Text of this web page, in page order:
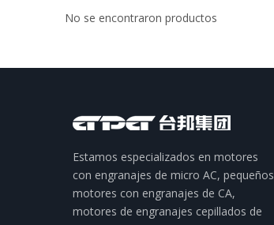
No se encontraron productos
Estamos especializados en motores
con engranajes de micro AC, pequeños
motores con engranajes de CA,
motores de engranajes cepillados de